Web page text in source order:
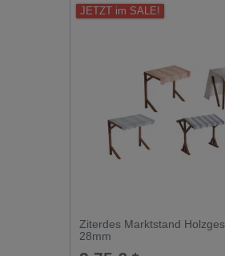
JETZT im SALE!
Ziterdes Marktstand
28mm